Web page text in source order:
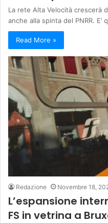
La rete Alta Velocità crescerà
anche alla spinta del PNRR.
Read More »
Redazione Novembre 18,
L’espansione
FS in vetrina a